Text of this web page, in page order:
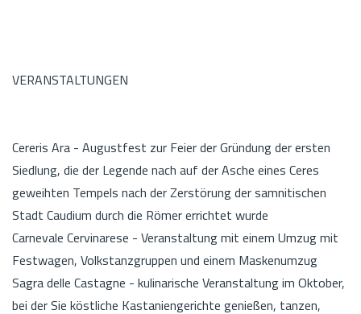
VERANSTALTUNGEN
Cereris Ara - Augustfest zur Feier der Gründung der ersten
Siedlung, die der Legende nach auf der Asche eines Ceres
geweihten Tempels nach der Zerstörung der samnitischen
Stadt Caudium durch die Römer errichtet wurde
Carnevale Cervinarese - Veranstaltung mit einem Umzug mit
Festwagen, Volkstanzgruppen und einem Maskenumzug
Sagra delle Castagne - kulinarische Veranstaltung im Oktober,
bei der Sie köstliche Kastaniengerichte genießen, tanzen,